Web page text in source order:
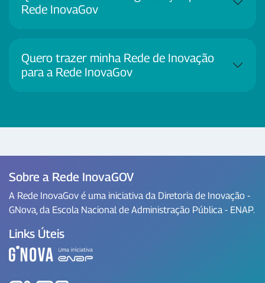
Rede InovaGov
Quero trazer minha Rede de Inovação
para a Rede InovaGov
Sobre a Rede InovaGOV
A Rede InovaGov é uma iniciativa da Diretoria de Inovação -
GNova, da Escola Nacional de Administração Pública - ENAP.
Links Úteis